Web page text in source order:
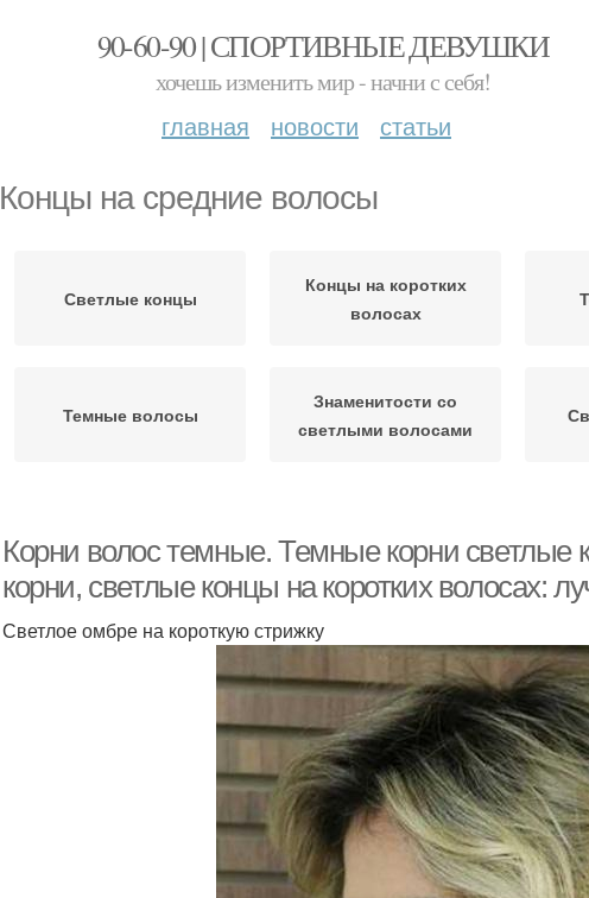
90-60-90 | СПОРТИВНЫЕ ДЕВУШКИ
хочешь изменить мир - начни с себя!
главная новости статьи
Концы на средние волосы
Светлые концы
Концы на коротких
волосах
Темные волосы
Знаменитости со
светлыми волосами
Корни волос темные. Темные корни светлые
корни, светлые концы на коротких волосах:
Светлое омбре на короткую стрижку